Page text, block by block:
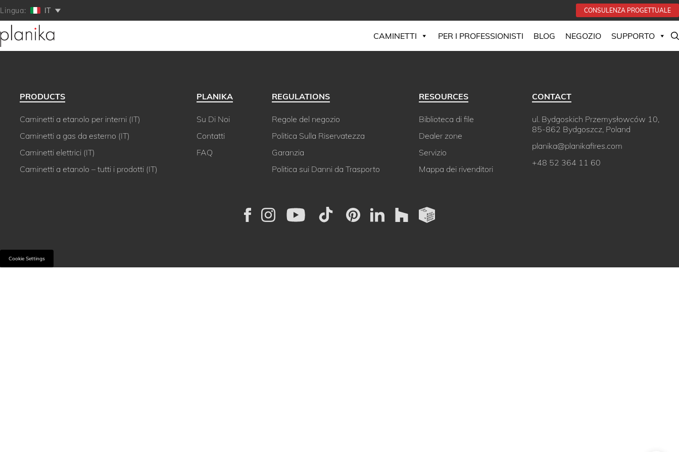
Lingua: IT CONSULENZA PROGETTUALE
CAMINETTI PER I PROFESSIONISTI BLOG NEGOZIO SUPPORTO
Cookie Settings
PRODUCTS
Caminetti a etanolo per interni (IT)
Caminetti a gas da esterno (IT)
Caminetti elettrici (IT)
Caminetti a etanolo – tutti i prodotti (IT)
PLANIKA
Su Di Noi
Contatti
FAQ
REGULATIONS
Regole del negozio
Politica Sulla Riservatezza
Garanzia
Politica sui Danni da Trasporto
RESOURCES
Biblioteca di file
Dealer zone
Servizio
Mappa dei rivenditori
CONTACT
ul. Bydgoskich Przemysłowców 10,
85-862 Bydgoszcz, Poland
planika@planikafires.com
+48 52 364 11 60